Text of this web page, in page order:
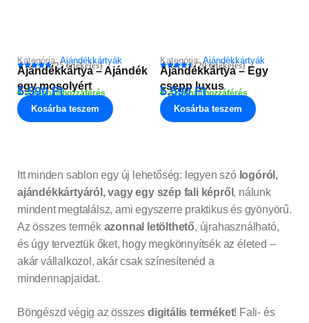
Kategória:Ajándékkártyák
(25 értékelés)
Ajándékkártya – Ajándék
egy mosolyért
Azonnali hozzáférés
5.590Ft
Kosárba teszem
Kategória:Ajándékkártyák
(20 értékelés)
Ajándékkártya – Egy
csepp luxus
Azonnali hozzáférés
5.590Ft
Kosárba teszem
Itt minden sablon egy új lehetőség: legyen szó logóról,
ajándékkártyáról, vagy egy szép fali képről , nálunk
mindent megtalálsz, ami egyszerre praktikus és gyönyörű.
Az összes termék azonnal letölthető, újrahasználható,
és úgy terveztük őket, hogy megkönnyítsék az életed –
akár vállalkozol, akár csak színesítenéd a
mindennapjaidat.
Böngészd végig az összes digitális terméket! Fali- és